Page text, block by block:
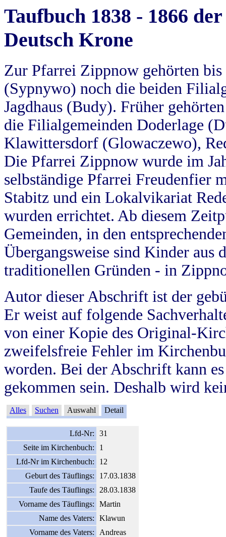
Taufbuch 1838 - 1866
Deutsch Krone
Zur Pfarrei Zippnow gehörten
(Sypnywo) noch die beiden
Jagdhaus (Budy). Früher
die Filialgemeinden Doderlage
Klawittersdorf (Glowaczewo),
Die Pfarrei Zippnow wurde im
selbständige Pfarrei Freudenfier
Stabitz und ein Lokalvikariat
wurden errichtet. Ab diesem
Gemeinden, in den
Übergangsweise sind Kinder aus
traditionellen Gründen - in
Autor dieser Abschrift ist der
Er weist auf folgende
von einer Kopie des Original-
zweifelsfreie Fehler im
worden. Bei der Abschrift kann
gekommen sein. Deshalb wird
Alles Suchen Auswahl Detail
Lfd-Nr:
31
Seite im Kirchenbuch:
1
Lfd-Nr im Kirchenbuch:
12
Geburt des Täuflings:
17.03.1838
Taufe des Täuflings:
28.03.1838
Vorname des Täuflings:
Martin
Name des Vaters:
Klawun
Vorname des Vaters:
Andreas